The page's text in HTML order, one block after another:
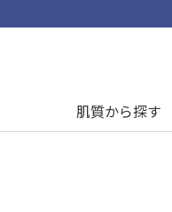
肌質から探す